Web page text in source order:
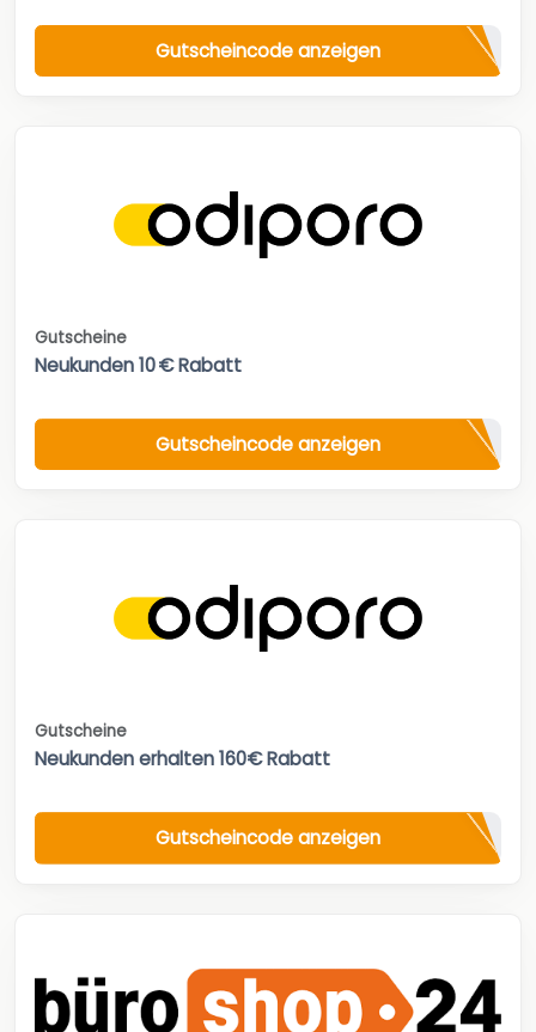
Gutscheincode anzeigen
Gutscheine
Neukunden 10 € Rabatt
Gutscheincode anzeigen
Gutscheine
Neukunden erhalten 160€ Rabatt
Gutscheincode anzeigen